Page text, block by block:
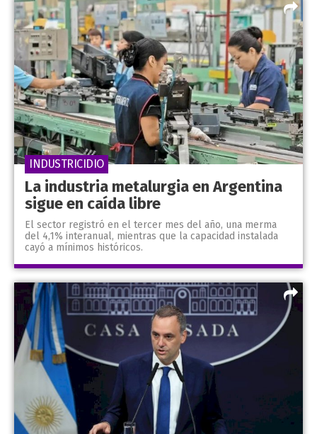
La industria metalurgia en Argentina
sigue en caída libre
El sector registró en el tercer mes del año, una merma
del 4,1% interanual, mientras que la capacidad instalada
cayó a mínimos históricos.
INDUSTRICIDIO